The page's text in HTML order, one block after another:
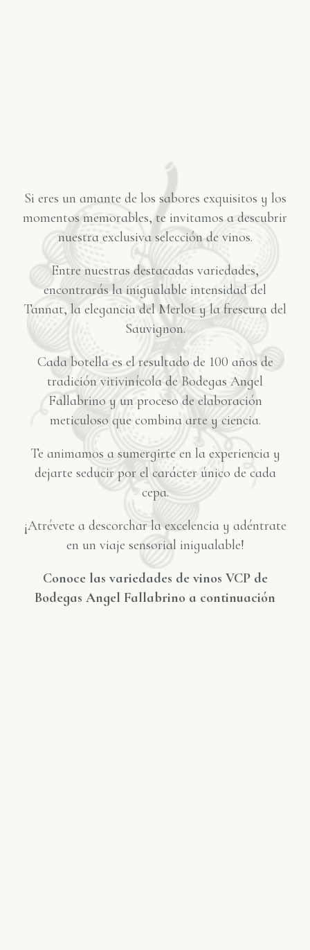
Si eres un amante de los sabores exquisitos y los
momentos memorables, te invitamos a descubrir
nuestra exclusiva selección de vinos.
Entre nuestras destacadas variedades,
encontrarás la inigualable intensidad del
Tannat, la elegancia del Merlot y la frescura del
Sauvignon.
Cada botella es el resultado de 100 años de
tradición vitivinícola de Bodegas Angel
Fallabrino y un proceso de elaboración
meticuloso que combina arte y ciencia.
Te animamos a sumergirte en la experiencia y
dejarte seducir por el carácter único de cada
cepa.
¡Atrévete a descorchar la excelencia y adéntrate
en un viaje sensorial inigualable!
Conoce las variedades de vinos VCP de
Bodegas Angel Fallabrino a continuación